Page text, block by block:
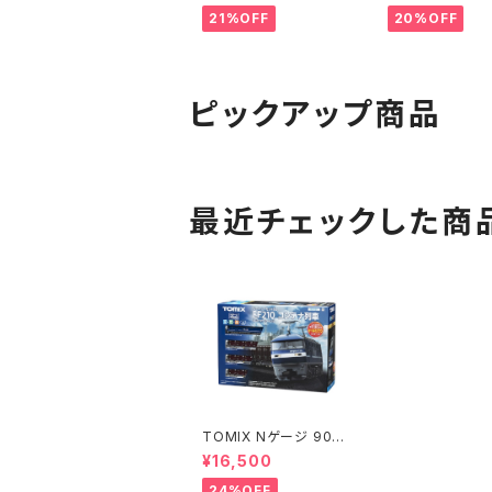
ゲージ 鉄道模型 北海
道（新品 在庫品）
21%OFF 20%OFF
ピックアップ商品
最近チェックした商
TOMIX Nゲージ 901
81 ベーシックセットSD
EF210コンテナ列車 鉄
道模型
¥16,500